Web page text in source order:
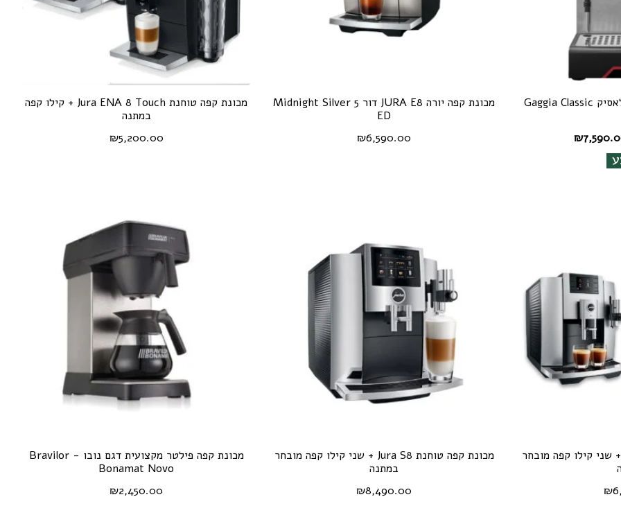
מכונת קפה ידנית גאג'יה קלאסיק Gaggia Classic
₪
מכונת קפה יורה JURA E8 דור 5 Midnight Silver
ED
₪6,590.00
מכונת קפה טוחנת Jura ENA 8 Touch + קילו קפה
במתנה
₪5,200.00
מכונת קפה טוחנת Jura E8 + שני קילו קפה מובחר
₪
מכונת קפה טוחנת Jura S8 + שני קילו קפה מובחר
במתנה
₪8,490.00
מכונת קפה פילטר מקצועית דגם נובו - Bravilor
Bonamat Novo
₪2,450.00